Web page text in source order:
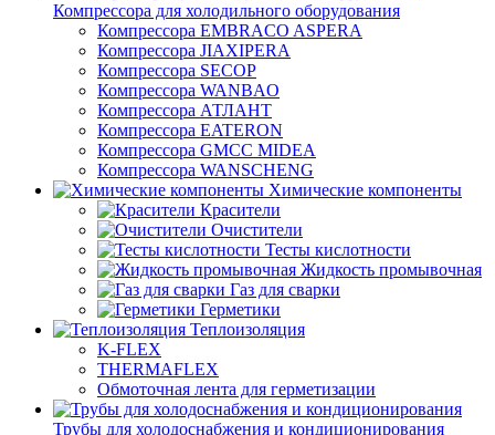
Компрессора для холодильного оборудования
Компрессора EMBRACO ASPERA
Компрессора JIAXIPERA
Компрессора SECOP
Компрессора WANBAO
Компрессора АТЛАНТ
Компрессора EATERON
Компрессора GMCC MIDEA
Компрессора WANSCHENG
Химические компоненты
Красители
Очистители
Тесты кислотности
Жидкость промывочная
Газ для сварки
Герметики
Теплоизоляция
K-FLEX
THERMAFLEX
Обмоточная лента для герметизации
Трубы для холодоснабжения и кондиционирования